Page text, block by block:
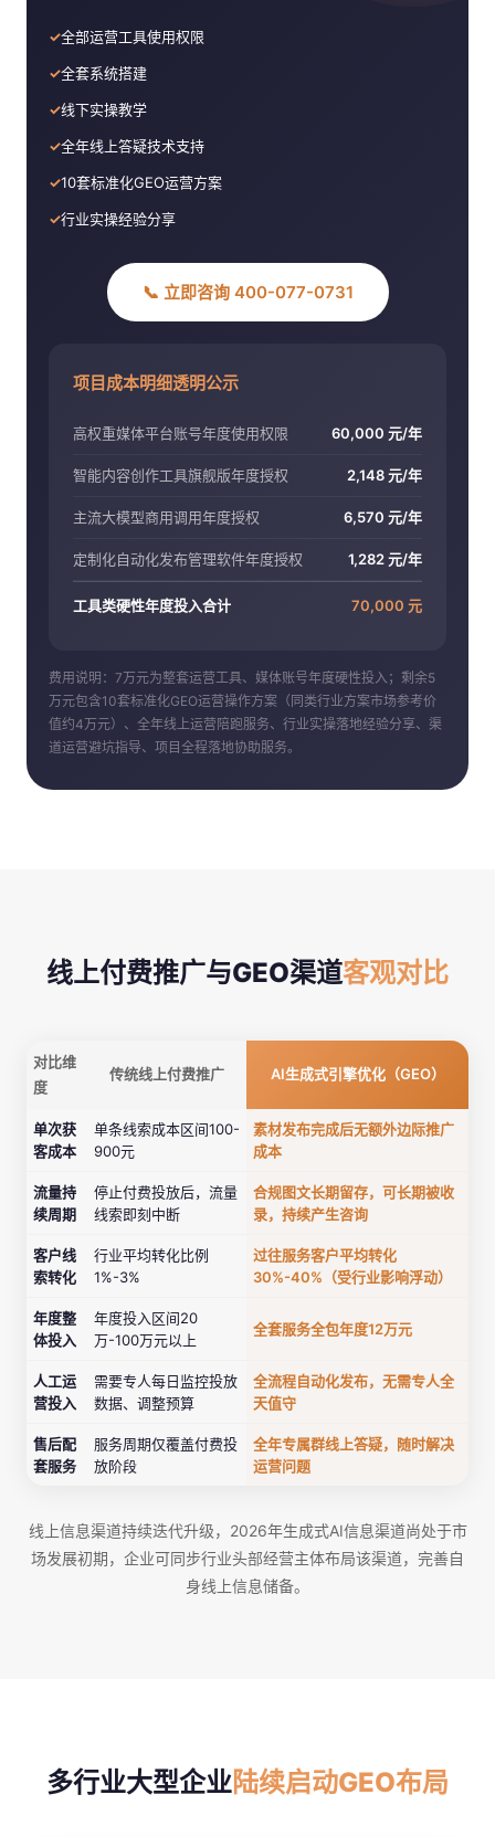
✓全部运营工具使用权限
✓全套系统搭建
✓线下实操教学
✓全年线上答疑技术支持
✓10套标准化GEO运营方案
✓行业实操经验分享
📞 立即咨询 400-077-0731
项目成本明细透明公示
高权重媒体平台账号年度使用权限 60,000 元/年
智能内容创作工具旗舰版年度授权 2,148 元/年
主流大模型商用调用年度授权 6,570 元/年
定制化自动化发布管理软件年度授权 1,282 元/年
工具类硬性年度投入合计 70,000 元
费用说明：7万元为整套运营工具、媒体账号年度硬性投入；剩余5
万元包含10套标准化GEO运营操作方案（同类行业方案市场参考价
值约4万元）、全年线上运营陪跑服务、行业实操落地经验分享、渠
道运营避坑指导、项目全程落地协助服务。
线上付费推广与GEO渠道客观对比
对比维
度
传统线上付费推广 AI生成式引擎优化（GEO）
单次获
客成本
单条线索成本区间100-
900元
素材发布完成后无额外边际推广
成本
流量持
续周期
停止付费投放后，流量
线索即刻中断
合规图文长期留存，可长期被收
录，持续产生咨询
客户线
索转化
行业平均转化比例
1%-3%
过往服务客户平均转化
30%-40%（受行业影响浮动）
年度整
体投入
年度投入区间20
万-100万元以上
全套服务全包年度12万元
人工运
营投入
需要专人每日监控投放
数据、调整预算
全流程自动化发布，无需专人全
天值守
售后配
套服务
服务周期仅覆盖付费投
放阶段
全年专属群线上答疑，随时解决
运营问题
线上信息渠道持续迭代升级，2026年生成式AI信息渠道尚处于市
场发展初期，企业可同步行业头部经营主体布局该渠道，完善自
身线上信息储备。
多行业大型企业陆续启动GEO布局